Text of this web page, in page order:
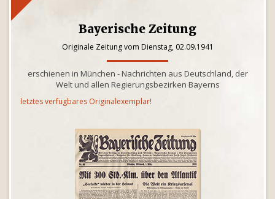
Bayerische Zeitung
Originale Zeitung vom Dienstag, 02.09.1941
erschienen in München - Nachrichten aus Deutschland, der
Welt und allen Regierungsbezirken Bayerns
letztes verfügbares Originalexemplar!